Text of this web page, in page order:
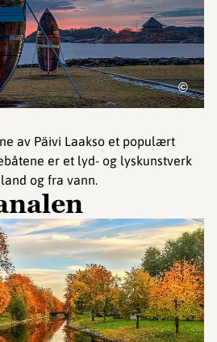
©
av Päivi Laakso et populært
er et lyd- og lyskunstverk
og fra vann.